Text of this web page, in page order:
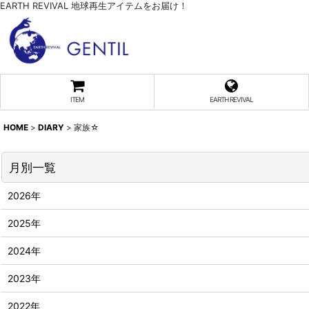
EARTH REVIVAL 地球再生アイテムをお届け！
ITEM EARTH REVIVAL
HOME > DIARY > 家族☆
月別一覧
2026年
2025年
2024年
2023年
2022年